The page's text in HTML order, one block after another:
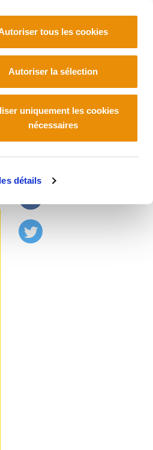
détails
tous les cookies
Autoriser la sélection
uniquement les cookies
nécessaires